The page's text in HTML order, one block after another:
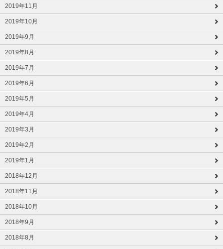
2019年11月
2019年10月
2019年9月
2019年8月
2019年7月
2019年6月
2019年5月
2019年4月
2019年3月
2019年2月
2019年1月
2018年12月
2018年11月
2018年10月
2018年9月
2018年8月